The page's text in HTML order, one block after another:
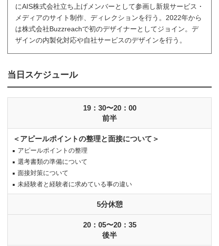
にAIS株式会社立ち上げメンバーとして参画し新規サービス・
メディアのサイト制作、ディレクションを行う。2022年から
は株式会社Buzzreachで初のデザイナーとしてジョイン。デ
ザインの内製化対応や自社サービスのデザインを行う。
当日スケジュール
19：30〜20：00
前半
＜アピールポイントの整理と面接について＞
アピールポイントの整理
選考書類の準備について
面接対策について
未経験者と経験者に求めている事の違い
5分休憩
20：05〜20：35
後半